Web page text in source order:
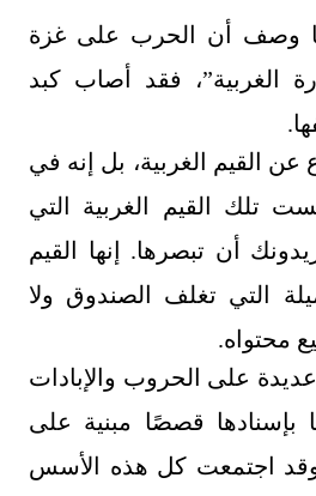
وصف أن الحرب على غزة
الغربية”، فقد أصاب كبد
القيم الغربية، بل إنه في
تلك القيم الغربية التي
أن تبصرها. إنها القيم
التي تغلف الصندوق ولا
محتواه.
على الحروب والإبادات
بإسنادها قصصًا مبنية على
اجتمعت كل هذه الأسس